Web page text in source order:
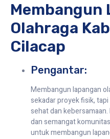
Membangun
Olahraga
Cilacap
Pengantar:
Membangun lapangan
sekadar proyek fisik,
sehat dan
dan semangat
untuk membangun